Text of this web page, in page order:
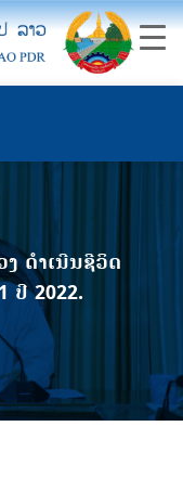
ດຳເນີນຊີວິດ
ປີ 2022.